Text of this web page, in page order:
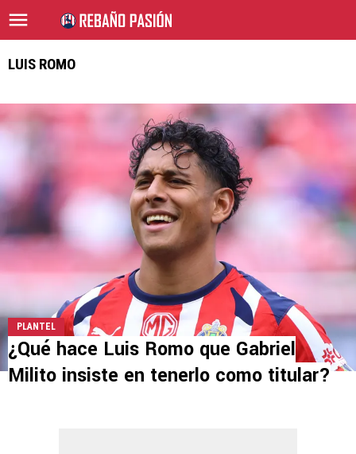
LUIS ROMO
PLANTEL
¿Qué hace Luis Romo que Gabriel
Milito insiste en tenerlo como titular?